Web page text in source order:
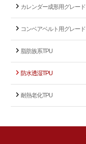
カレンダー成形用グレード
コンベアベルト用グレード
脂肪族系TPU
防水透湿TPU
耐熱老化TPU